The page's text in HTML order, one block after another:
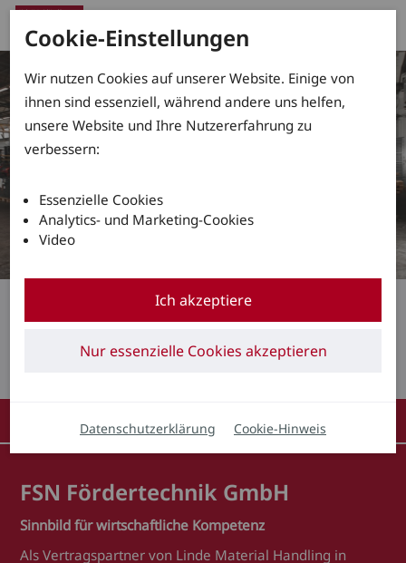
WILLKOMMEN BEI DER
FSN FÖRDERTECHNIK
FSN Fördertechnik GmbH
Sinnbild für wirtschaftliche Kompetenz
Als Vertragspartner von Linde Material Handling in
Cookie-Einstellungen
Wir nutzen Cookies auf unserer Website. Einige von
ihnen sind essenziell, während andere uns helfen,
unsere Website und Ihre Nutzererfahrung zu
verbessern:
Essenzielle Cookies
Analytics- und Marketing-Cookies
Video
Ich akzeptiere
Nur essenzielle Cookies akzeptieren
Datenschutzerklärung Cookie-Hinweis